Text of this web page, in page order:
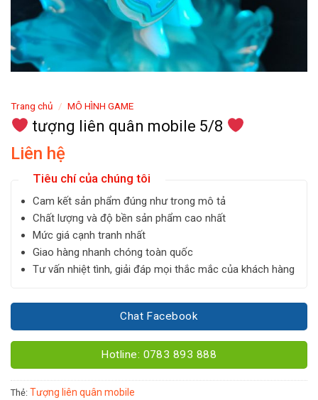
Trang chủ / MÔ HÌNH GAME
tượng liên quân mobile 5/8
Liên hệ
Tiêu chí của chúng tôi
Cam kết sản phẩm đúng như trong mô tả
Chất lượng và độ bền sản phẩm cao nhất
Mức giá cạnh tranh nhất
Giao hàng nhanh chóng toàn quốc
Tư vấn nhiệt tình, giải đáp mọi thắc mắc của khách hàng
Chat Facebook
Hotline: 0783 893 888
Thẻ: Tượng liên quân mobile